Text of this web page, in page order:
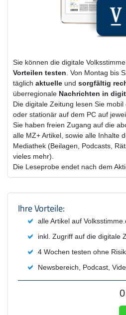
Sie können die digitale Volksstimme
Vorteilen testen . Von Montag bis
täglich aktuelle und sorgfältig
überregionale Nachrichten in
Die digitale Zeitung lesen Sie
oder stationär auf dem PC auf
Sie haben freien Zugang auf die
alle MZ+ Artikel, sowie alle Inhalte
Mediathek (Beilagen, Podcasts,
vieles mehr).
Die Leseprobe endet nach dem
Ihre Vorteile:
alle Artikel auf
inkl. Zugriff auf die digitale
4 Wochen testen ohne
Newsbereich, Podcast,